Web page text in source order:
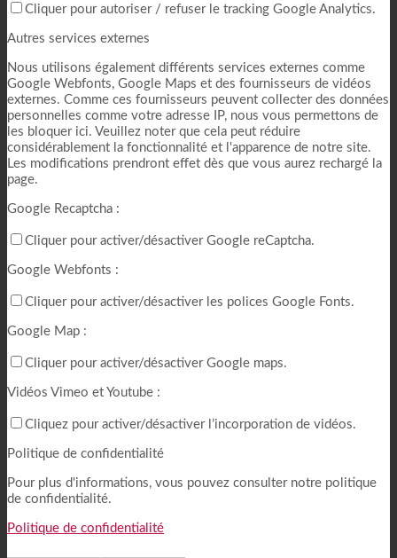
Cliquer pour autoriser / refuser le tracking Google Analytics.
Autres services externes
Nous utilisons également différents services externes comme
Google Webfonts, Google Maps et des fournisseurs de vidéos
externes. Comme ces fournisseurs peuvent collecter des données
personnelles comme votre adresse IP, nous vous permettons de
les bloquer ici. Veuillez noter que cela peut réduire
considérablement la fonctionnalité et l'apparence de notre site.
Les modifications prendront effet dès que vous aurez rechargé la
page.
Google Recaptcha :
Cliquer pour activer/désactiver Google reCaptcha.
Google Webfonts :
Cliquer pour activer/désactiver les polices Google Fonts.
Google Map :
Cliquer pour activer/désactiver Google maps.
Vidéos Vimeo et Youtube :
Cliquez pour activer/désactiver l’incorporation de vidéos.
Politique de confidentialité
Pour plus d'informations, vous pouvez consulter notre politique
de confidentialité.
Politique de confidentialité